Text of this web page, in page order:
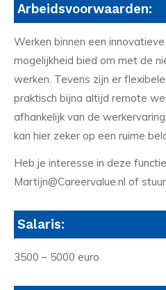
Arbeidsvoorwaarden:
Werken binnen een
mogelijkheid bied om met de
werken. Tevens zijn er
praktisch bijna altijd remote
afhankelijk van de
kan hier zeker op een ruime
Heb je interesse in deze
Martijn@Careervalue.nl of
Salaris:
3500 – 5000 euro